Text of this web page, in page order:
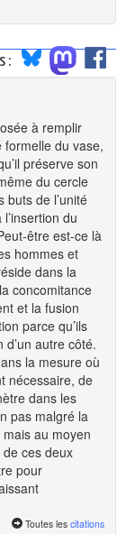
:
à remplir
formelle du vase,
préserve son
du cercle
buts de l’unité
du
être est-ce là
hommes et
dans la
concomitance
et la fusion
parce qu’ils
autre côté.
la mesure où
nécessaire, de
dans les
pas malgré la
au moyen
de ces deux
pour
Toutes les citations